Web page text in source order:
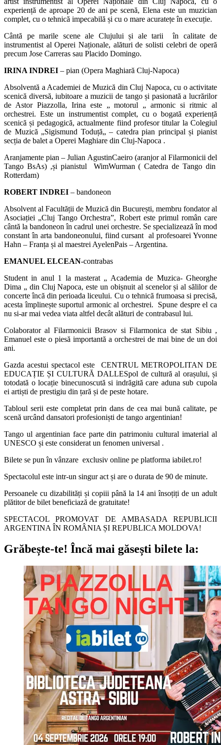
experiență de aproape 20 de ani pe scenă, Elena este un muzician
complet, cu o tehnică impecabilă și cu o mare acuratețe în execuție.
Cântă pe marile scene ale Clujului și ale tarii în calitate de
instrumentist al Operei Naționale, alături de solisti celebri de operă
precum Jose Carreras sau Placido Domingo.
IRINA INDREI – pian (Opera Maghiară Cluj-Napoca)
Absolventă a Academiei de Muzică din Cluj Napoca, cu o activitate
scenică diversă, iubitoare a muzicii de tango și pasionată a lucrărilor
de Astor Piazzolla, Irina este „ motorul „ armonic si ritmic al
orchestrei. Este un instrumentist complet, cu o bogată experiență
scenică și pedagogică, actualmente fiind profesor titular la Colegiul
de Muzică „Sigismund Toduță„ – catedra pian principal și pianist
secția de balet a Operei Maghiare din Cluj-Napoca .
Aranjamente pian – Julian AgustinCaeiro(aranjor al Filarmonicii del
Tango BsAs) ,și pianistul WimWurman ( Catedra de Tango din
Rotterdam)
ROBERT INDREI – bandoneon
Absolvent al Facultății de Muzică din București, membru fondator al
Asociației „Cluj Tango Orchestra”, Robert este primul român care
cântă la bandoneon în cadrul unei orchestre. Se specializează în mod
constant în arta bandoneonului, fiind cursant al profesoarei Yvonne
Hahn – Franța și al maestrei AyelenPais – Argentina.
EMANUEL ELCEAN-contrabas
Student in anul 1 la masterat „ Academia de Muzica- Gheorghe
Dima „ din Cluj Napoca, este un obișnuit al scenelor și al sălilor de
concerte încă din perioada liceului. Cu o tehnică frumoasa si precisă,
acesta împlinește suportul armonic al orchestrei. Spune despre el ca
nu si-ar mai vedea viata altfel decât alături de contrabasul lui.
Colaborator al FilarmoniciiBrasov si Filarmonica de stat Sibiu ,
Emanuel este o piesă importantă a orchestrei de mai bine de un doi
ani.
Gazda acestui spectacol este CENTRUL METROPOLITAN DE
EDUCAȚIE ȘI CULTURĂDALLESpol de cultură al orașului, și
totodată o locație binecunoscută si indrăgită care aduna sub cupola
ei artiști de prestigiu din țară și de peste hotare.
Tabloul serii este completat prin dans de cea mai bună calitate, pe
scenă urcând dansatori profesioniști de tango argentinian!
Tango ul argentinian face parte din patrimoniu cultural imaterial al
UNESCO și este considerat un fenomen universal .
Bilete se pun în vânzare exclusiv online pe platforma iabilet.ro!
Spectacolul este intr-un singur act și are o durata de 90 de minute.
Persoanele cu dizabilități și copiii până la 14 ani însoțiți de un adult
plătitor de bilet beneficiază de gratuitate!
SPECTACOL PROMOVAT DE AMBASADA REPUBLICII
ARGENTINA ÎN ROMÂNIA ȘI REPUBLICA MOLDOVA!
Grăbește-te! Încă mai găsești bilete la: